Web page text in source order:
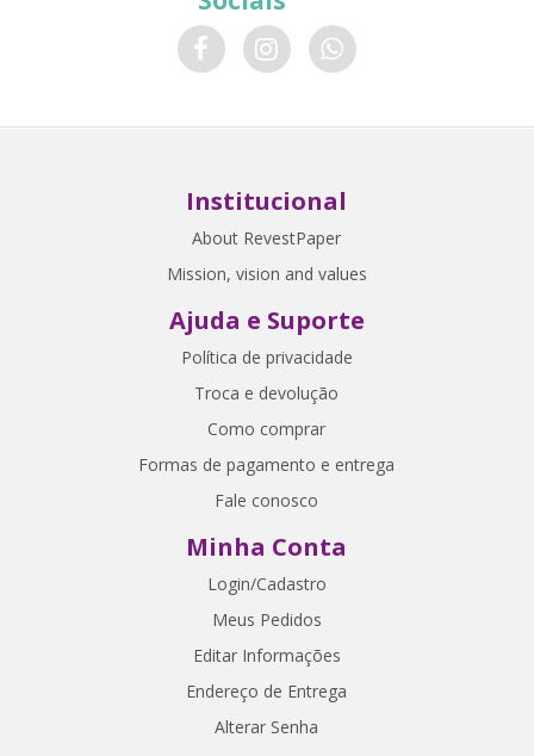
Institucional
About RevestPaper
Mission, vision and values
Ajuda e Suporte
Política de privacidade
Troca e devolução
Como comprar
Formas de pagamento e entrega
Fale conosco
Minha Conta
Login/Cadastro
Meus Pedidos
Editar Informações
Endereço de Entrega
Alterar Senha